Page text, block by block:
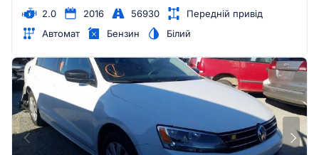
2.0 2016 56930
Передній привід
Автомат
Бензин Білий